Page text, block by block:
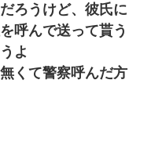
がいた。→修学旅行に来
した。5分後…
このクズ』と電話が。私
「俺の言葉が信じられな
ろうけど、彼氏に
呼んで送って貰う
よ
くて警察呼んだ方